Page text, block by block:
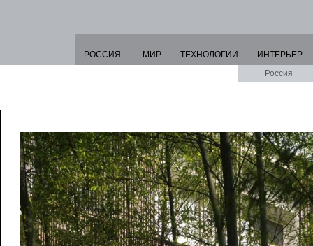
РОССИЯ МИР ТЕХНОЛОГИИ
ИНТЕРЬЕР
Россия